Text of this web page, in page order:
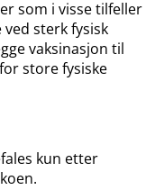
som i visse tilfeller
sterk fysisk
vaksinasjon til
store fysiske
kun etter